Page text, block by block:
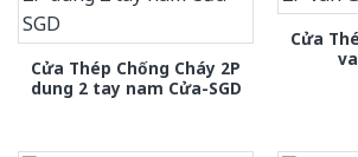
Cửa Thép Chống Cháy 2P
dung 2 tay nam Cửa-SGD
Cửa